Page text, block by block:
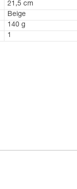
21,5 cm
Beige
140 g
1